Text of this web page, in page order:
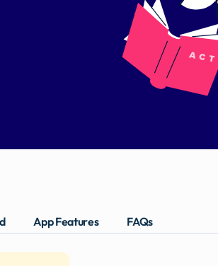
App Features FAQs